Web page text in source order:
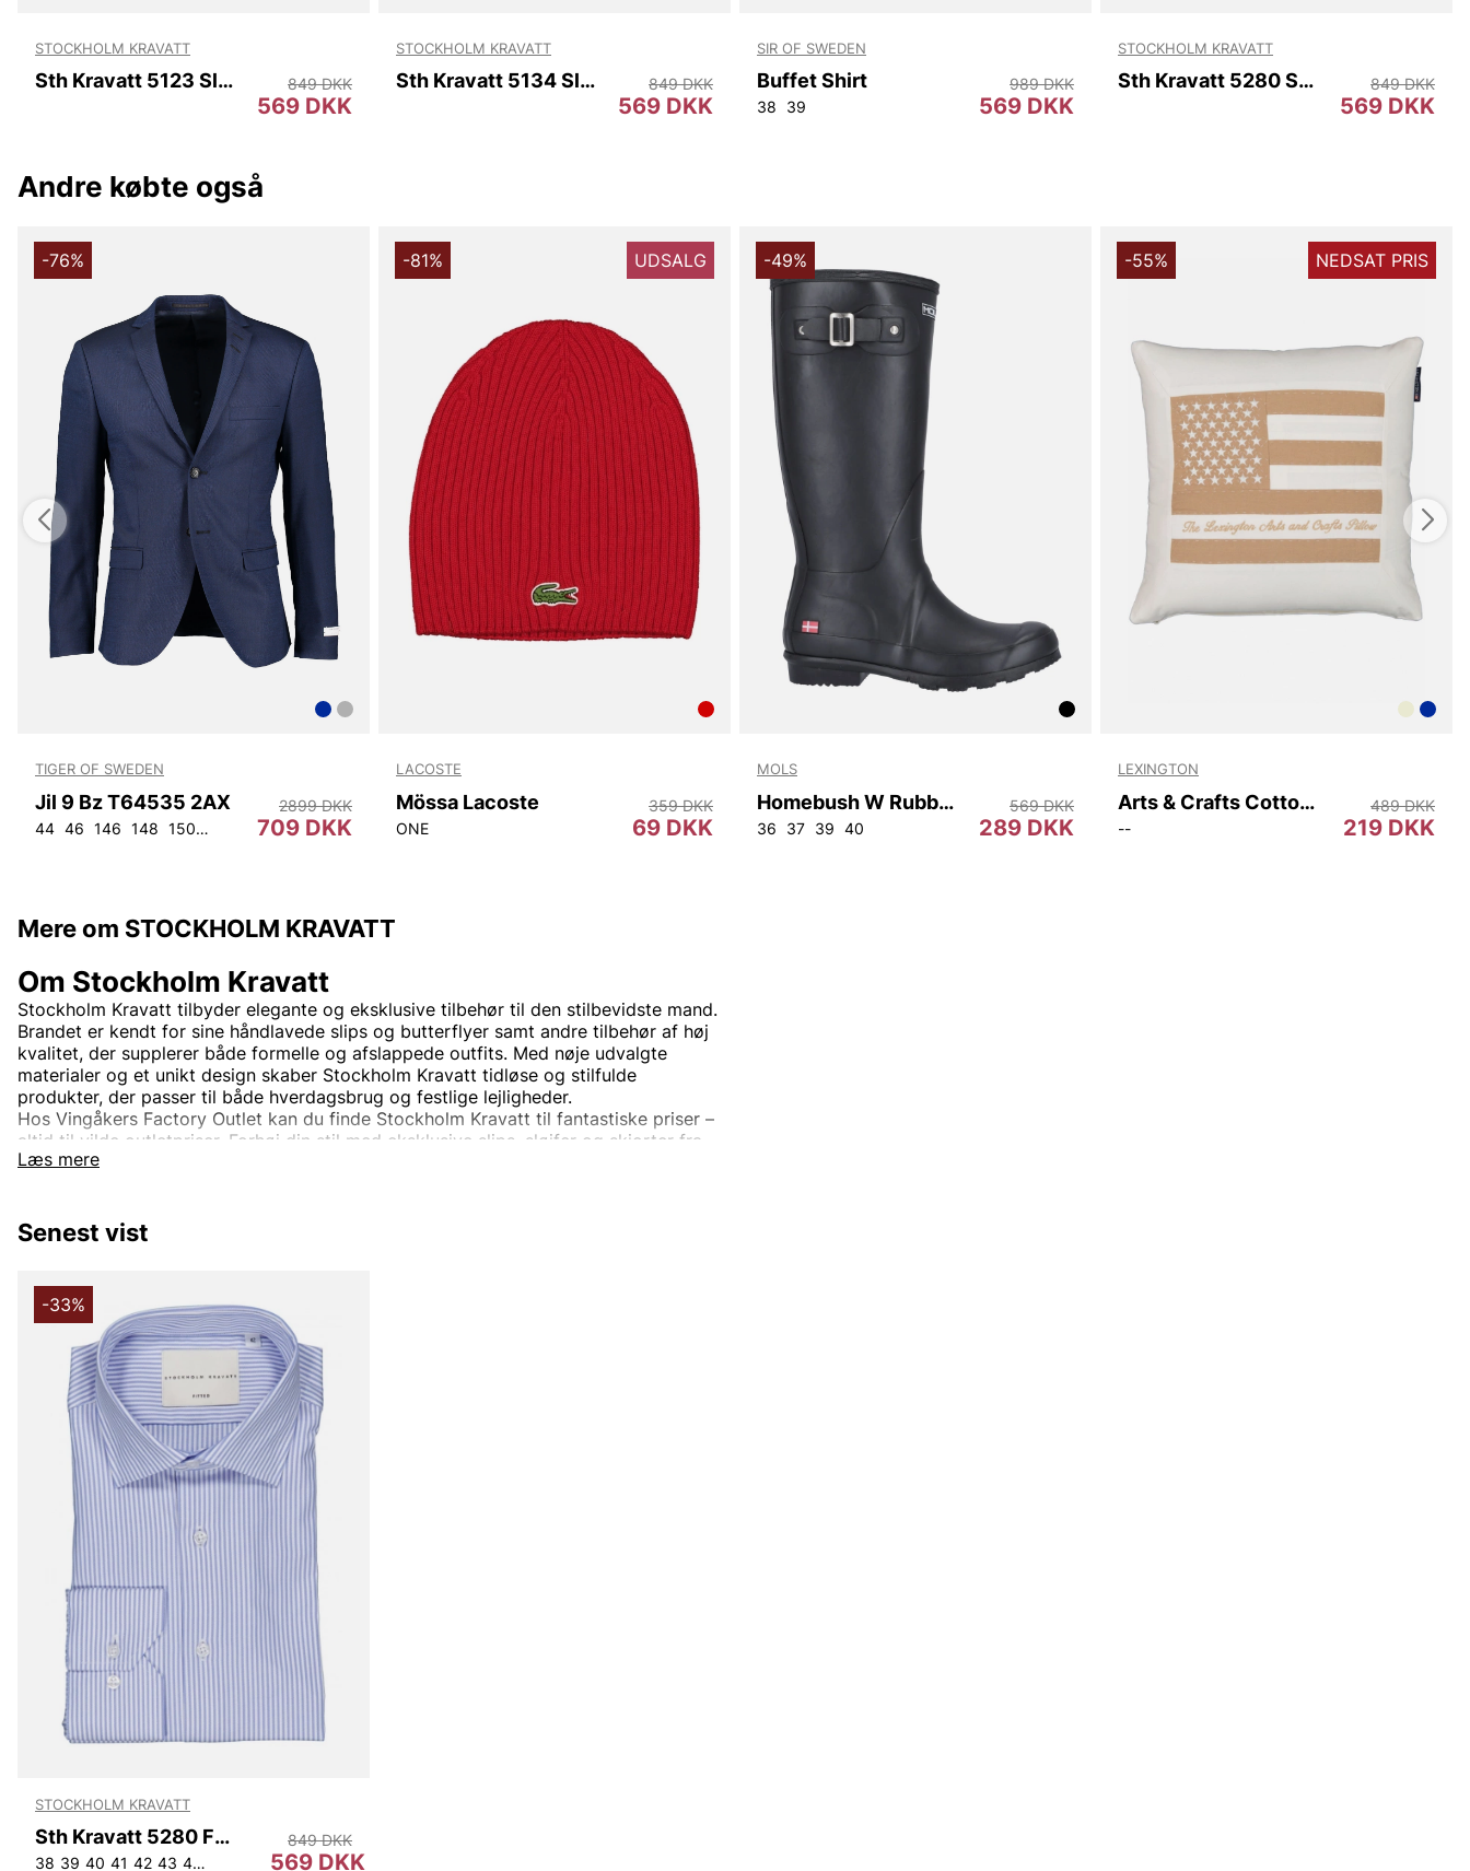
STOCKHOLM KRAVATT
Sth Kravatt 5123 Slim
569 DKK
849 DKK
STOCKHOLM KRAVATT
Sth Kravatt 5134 Slim
569 DKK
849 DKK
SIR OF SWEDEN
Buffet Shirt
38 39 569 DKK
989 DKK
STOCKHOLM KRAVATT
Sth Kravatt 5280 Slim
569 DKK
849 DKK
Andre købte også
-76%
TIGER OF SWEDEN
Jil 9 Bz T64535 2AX
44 46 146 148 150 152 92 96 100 104 108
709 DKK
2899 DKK
-81% UDSALG
LACOSTE
Mössa Lacoste
ONE 69 DKK
359 DKK
-49%
MOLS
Homebush W Rubber Boot
36 37 39 40 289 DKK
569 DKK
-55% NEDSAT PRIS
LEXINGTON
Arts & Crafts Cotton Twill Pillow Cover
-- 219 DKK
489 DKK
Mere om STOCKHOLM KRAVATT
Læs mere
Om Stockholm Kravatt
Stockholm Kravatt tilbyder elegante og eksklusive tilbehør til den stilbevidste mand.
Brandet er kendt for sine håndlavede slips og butterflyer samt andre tilbehør af høj
kvalitet, der supplerer både formelle og afslappede outfits. Med nøje udvalgte
materialer og et unikt design skaber Stockholm Kravatt tidløse og stilfulde
produkter, der passer til både hverdagsbrug og festlige lejligheder.
Hos Vingåkers Factory Outlet kan du finde Stockholm Kravatt til fantastiske priser –
altid til vilde outletpriser. Forhøj din stil med eksklusive slips, sløjfer og skjorter fra
Stockholm Kravatt – perfekt for den, der vil gøre et statement.
Senest vist
-33%
STOCKHOLM KRAVATT
Sth Kravatt 5280 Fitted
38 39 40 41 42 43 44 569 DKK
849 DKK